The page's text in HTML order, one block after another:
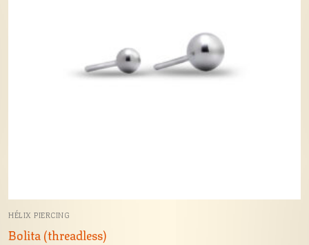
HÉLIX PIERCING
Bolita (threadless)